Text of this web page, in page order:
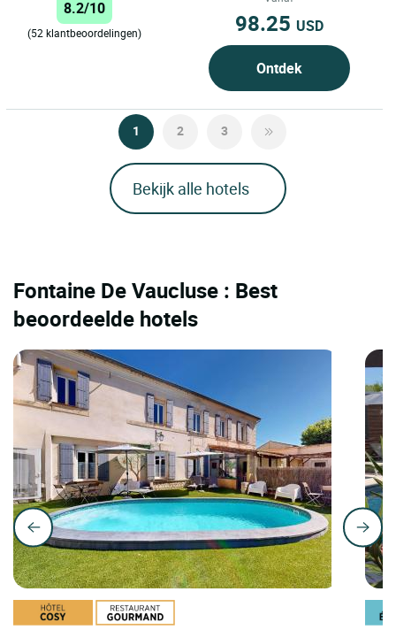
8.2/10
(52 klantbeoordelingen) 98.25 USD
Ontdek
1 2 3
Bekijk alle hotels
Fontaine De Vaucluse : Best
beoordeelde hotels